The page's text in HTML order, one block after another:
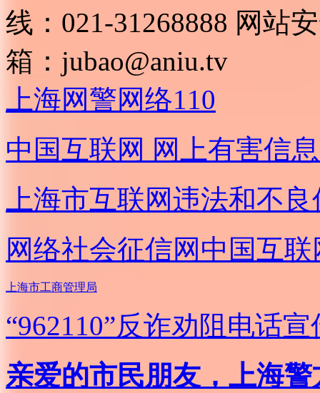
线：021-31268888 网站
箱： jubao@aniu.tv
上海网警网络110
中国互联网 网上有害信
上海市互联网违法和不
网络社会征信网 中国互
上海市工商管理局
“962110”反诈劝阻电话宣
亲爱的市民朋友，上海